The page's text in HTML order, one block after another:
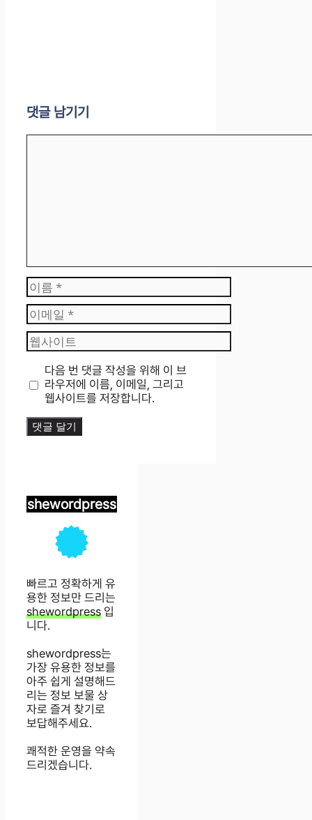
댓글 남기기
이
름
이
메
일
웹
사
트
다음 번 댓글 작성을 위해 이 브
라우저에 이름, 이메일, 그리고
웹사이트를 저장합니다.
shewordpress
빠르고 정확하게 유
용한 정보만 드리는
shewordpress 입
니다.
shewordpress는
가장 유용한 정보를
아주 쉽게 설명해드
리는 정보 보물 상
자로 즐겨 찾기로
보답해주세요.
쾌적한 운영을 약속
드리겠습니다.